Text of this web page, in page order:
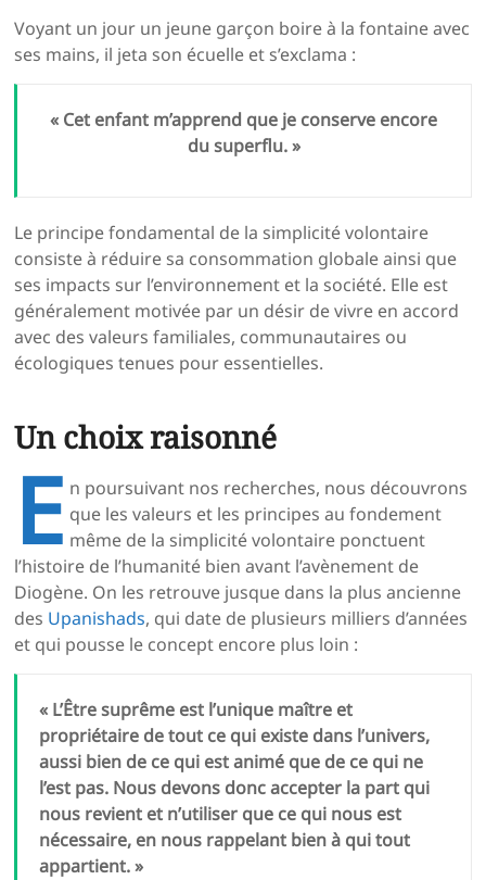
Voyant un jour un jeune garçon boire à la fontaine avec
ses mains, il jeta son écuelle et s’exclama :
« Cet enfant m’apprend que je conserve encore
du superflu. »
Le principe fondamental de la simplicité volontaire
consiste à réduire sa consommation globale ainsi que
ses impacts sur l’environnement et la société. Elle est
généralement motivée par un désir de vivre en accord
avec des valeurs familiales, communautaires ou
écologiques tenues pour essentielles.
Un choix raisonné
E n poursuivant nos recherches, nous découvrons
que les valeurs et les principes au fondement
même de la simplicité volontaire ponctuent
l’histoire de l’humanité bien avant l’avènement de
Diogène. On les retrouve jusque dans la plus ancienne
des Upanishads, qui date de plusieurs milliers d’années
et qui pousse le concept encore plus loin :
« L’Être suprême est l’unique maître et
propriétaire de tout ce qui existe dans l’univers,
aussi bien de ce qui est animé que de ce qui ne
l’est pas. Nous devons donc accepter la part qui
nous revient et n’utiliser que ce qui nous est
nécessaire, en nous rappelant bien à qui tout
appartient. »